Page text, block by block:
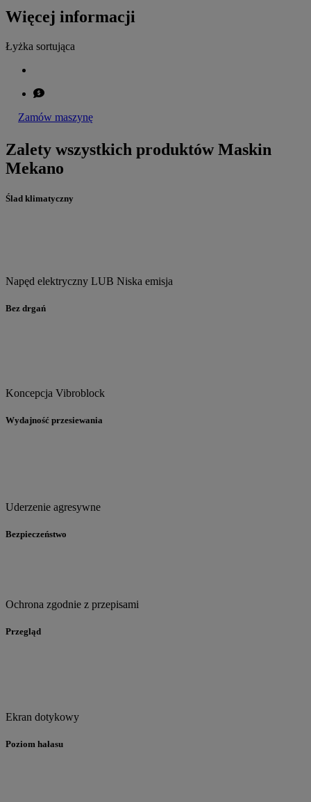
Więcej informacji
Łyżka sortująca
Zamów maszynę
Zalety wszystkich produktów Maskin
Mekano
Ślad klimatyczny
Napęd elektryczny LUB Niska emisja
Bez drgań
Koncepcja Vibroblock
Wydajność przesiewania
Uderzenie agresywne
Bezpieczeństwo
Ochrona zgodnie z przepisami
Przegląd
Ekran dotykowy
Poziom hałasu